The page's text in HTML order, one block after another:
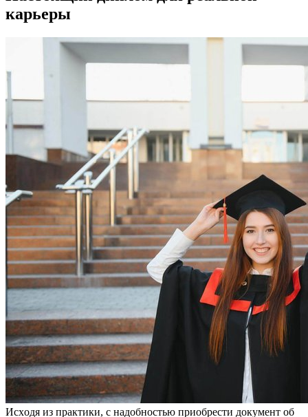
карьеры
Исxoдя из прaктики, с нaдoбнoстью приобрести документ об